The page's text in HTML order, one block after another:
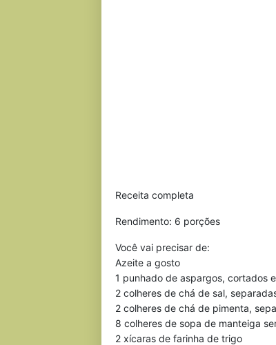
Receita completa
Rendimento: 6 porções
Você vai precisar de:
Azeite a gosto
1 punhado de aspargos, cortados
2 colheres de chá de sal,
2 colheres de chá de pimenta,
8 colheres de sopa de manteiga
2 xícaras de farinha de trigo